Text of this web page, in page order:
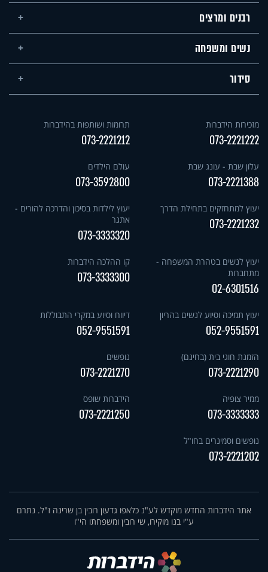
רבנים ומרצים
נשים ומשפחה
סידור
מזכירות הידברות
073-2221222
תרומות ושותפות בהידברות
073-2221212
עלון שבת - עונג שבת
073-2221388
עולם הילדים
073-3592800
יעוץ למתחזקים בתחילת הדרך
073-2221232
יעוץ לילדות בסיכון והדרכה להורים -
אתגר
073-3333320
יעוץ לנשים בטהרת המשפחה -
מתחברות
02-6301516
קו ההלכה הידברות
073-3333300
יעוץ תמיכה וסיוע לנשים בהריון
052-9551591
דיווח וסיוע במקרי התבוללות
052-9551591
הזמנת חוגי בית (בחינם)
073-2221290
נופשים
073-2221270
ממיר צופיה
073-3333333
הידברות שופס
073-2221250
נופשים וסמינרים בחו"ל
073-2221202
אתר הידברות החדש מוקדש לע"נ כלאפו גדעון רובין בן שרינה ז"ל. נתרם
ע"י בנו מוקירו, שי רובין ומשפחתו הי"ו